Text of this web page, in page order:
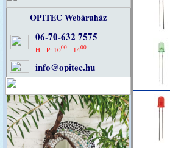
OPITEC Webáruház
06-70-632 7575
H - P: 1000- 1400
info@opitec.hu